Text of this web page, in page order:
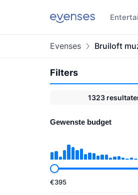
Evenses Bruiloft
Filters
1323
Gewenste budget
€395